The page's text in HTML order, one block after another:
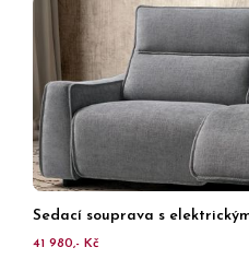
Sedací souprava s
41 980,- Kč